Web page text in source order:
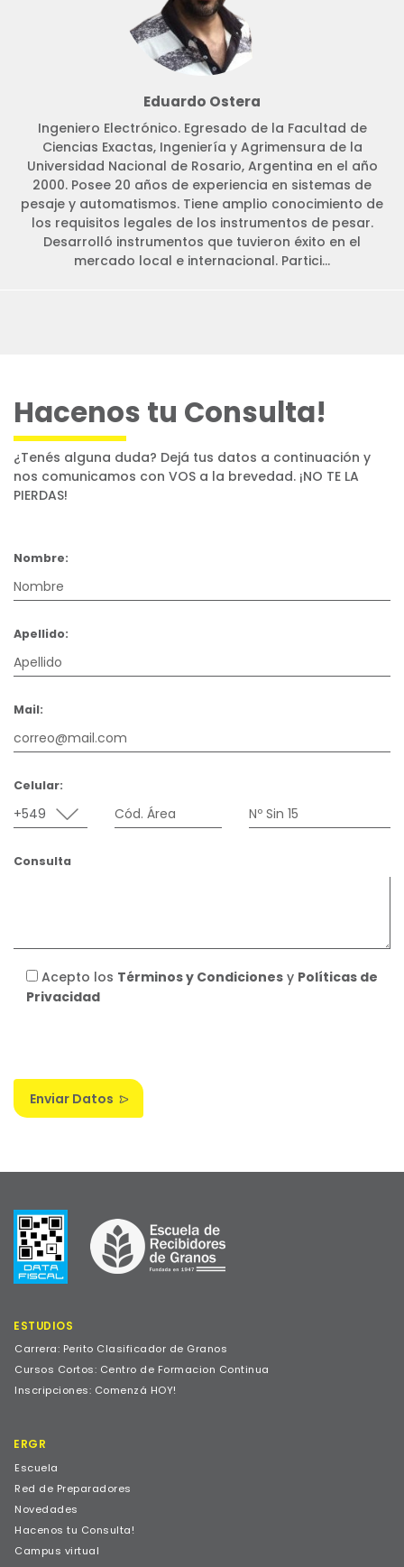
Eduardo Ostera
Ingeniero Electrónico. Egresado de la Facultad de
Ciencias Exactas, Ingeniería y Agrimensura de la
Universidad Nacional de Rosario, Argentina en el año
2000. Posee 20 años de experiencia en sistemas de
pesaje y automatismos. Tiene amplio conocimiento de
los requisitos legales de los instrumentos de pesar.
Desarrolló instrumentos que tuvieron éxito en el
mercado local e internacional. Partici...
Hacenos tu Consulta!
¿Tenés alguna duda? Dejá tus datos a continuación y
nos comunicamos con VOS a la brevedad. ¡NO TE LA
PIERDAS!
Nombre:
Apellido:
Mail:
Celular:
Consulta
Acepto los Términos y Condiciones y Políticas de
Privacidad
Enviar Datos
ESTUDIOS
Carrera: Perito Clasificador de Granos
Cursos Cortos: Centro de Formacion Continua
Inscripciones: Comenzá HOY!
ERGR
Escuela
Red de Preparadores
Novedades
Hacenos tu Consulta!
Campus virtual